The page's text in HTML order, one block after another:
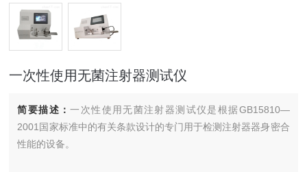
一次性使用无菌注射器测试仪
简要描述：一次性使用无菌注射器测试仪是根据GB15810—
2001国家标准中的有关条款设计的专门用于检测注射器器身密合
性能的设备。